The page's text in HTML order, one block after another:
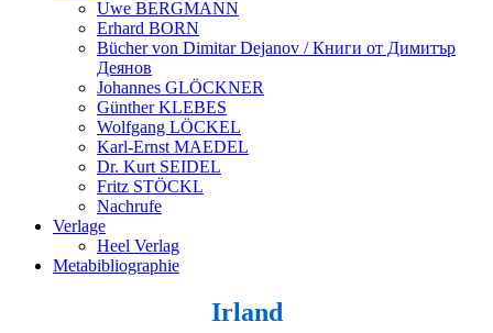
Uwe BERGMANN
Erhard BORN
Bücher von Dimitar Dejanov / Книги от Димитър
Деянов
Johannes GLÖCKNER
Günther KLEBES
Wolfgang LÖCKEL
Karl-Ernst MAEDEL
Dr. Kurt SEIDEL
Fritz STÖCKL
Nachrufe
Verlage
Heel Verlag
Metabibliographie
Irland